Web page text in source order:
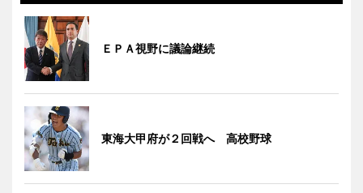
ＥＰＡ視野に議論継続
東海大甲府が２回戦へ 高校野球